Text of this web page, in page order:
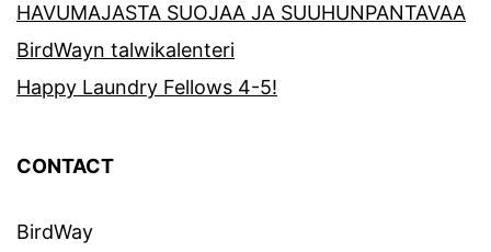
HAVUMAJASTA SUOJAA JA SUUHUNPANTAVAA
BirdWayn talwikalenteri
Happy Laundry Fellows 4-5!
CONTACT
BirdWay